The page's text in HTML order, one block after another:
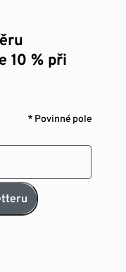
10 % při
* Povinné pole